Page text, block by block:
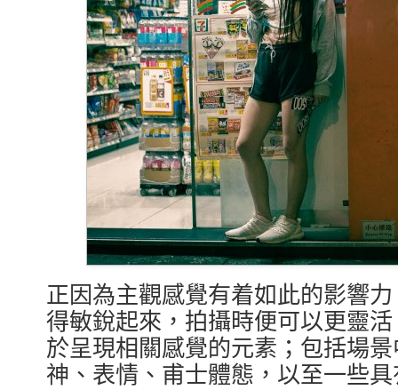
正因為主觀感覺有着如此的影響
得敏銳起來，拍攝時便可以更靈
於呈現相關感覺的元素；包括場
神、表情、甫士體態，以至一些